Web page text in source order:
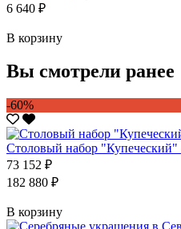
6 640 ₽
В корзину
Вы смотрели ранее
-60%
Столовый набор "Купеческий"
73 152 ₽
182 880 ₽
В корзину